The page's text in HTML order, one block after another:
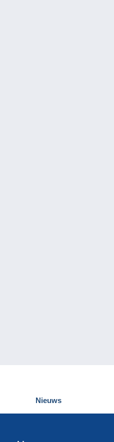
Nieuws
Delcampe Evenementen